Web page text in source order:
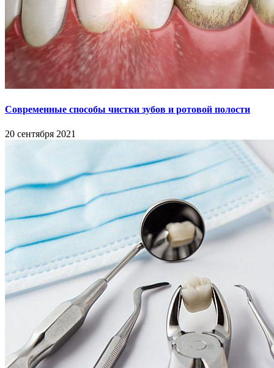
Современные способы чистки зубов и ротовой полости
20 сентября 2021